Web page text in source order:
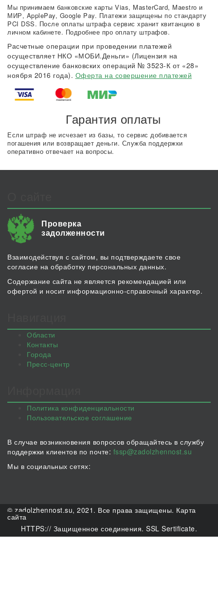
Мы принимаем банковские карты Vias, MasterCard, Maestro и
МИР, ApplePay, Google Pay. Платежи защищены по стандарту
PCI DSS. После оплаты штрафа сервис хранит квитанцию в
личном кабинете. Подробнее про оплату штрафов.
Расчетные операции при проведении платежей
осуществляет НКО «МОБИ.Деньги» (Лицензия на
осуществление банковских операций № 3523-К от «28»
ноября 2016 года). Оферта на совершение платежей
Гарантия оплаты
Если штраф не исчезает из базы, то сервис добивается
погашения или возвращает деньги. Служба поддержки
оперативно отвечает на вопросы.
Проверка
задолженности
Взаимодействуя с сайтом, вы подтверждаете свое
согласие на обработку персональных данных.
Содержание сайта не является рекомендацией или
офертой и носит информационно-справочный характер.
Области
Контакты
Города
Пресс-центр
Политика конфиденциальности
Пользовательское соглашение
В случае возникновения вопросов обращайтесь в службу
поддержки клиентов по почте: fssp@zadolzhennost.su
Мы в социальных сетях:
© zadolzhennost.su, 2021. Все права защищены. Карта
сайта
HTTPS:// Защищенное соединения. SSL Sertificate.